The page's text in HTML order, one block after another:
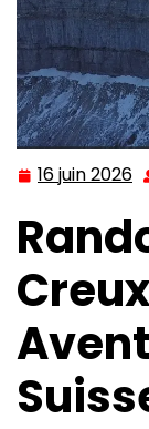
16 juin 2026 16